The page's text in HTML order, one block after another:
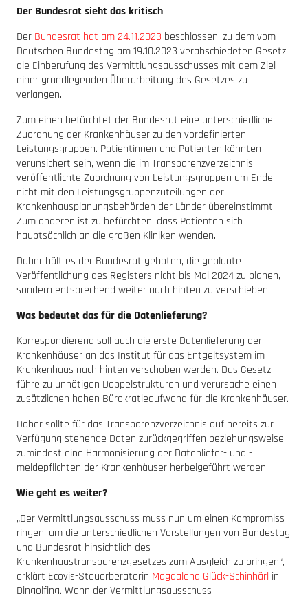
Der Bundesrat sieht das kritisch
Der Bundesrat hat am 24.11.2023 beschlossen, zu dem vom
Deutschen Bundestag am 19.10.2023 verabschiedeten Gesetz,
die Einberufung des Vermittlungsausschusses mit dem Ziel
einer grundlegenden Überarbeitung des Gesetzes zu
verlangen.
Zum einen befürchtet der Bundesrat eine unterschiedliche
Zuordnung der Krankenhäuser zu den vordefinierten
Leistungsgruppen. Patientinnen und Patienten könnten
verunsichert sein, wenn die im Transparenzverzeichnis
veröffentlichte Zuordnung von Leistungsgruppen am Ende
nicht mit den Leistungsgruppenzuteilungen der
Krankenhausplanungsbehörden der Länder übereinstimmt.
Zum anderen ist zu befürchten, dass Patienten sich
hauptsächlich an die großen Kliniken wenden.
Daher hält es der Bundesrat geboten, die geplante
Veröffentlichung des Registers nicht bis Mai 2024 zu planen,
sondern entsprechend weiter nach hinten zu verschieben.
Was bedeutet das für die Datenlieferung?
Korrespondierend soll auch die erste Datenlieferung der
Krankenhäuser an das Institut für das Entgeltsystem im
Krankenhaus nach hinten verschoben werden. Das Gesetz
führe zu unnötigen Doppelstrukturen und verursache einen
zusätzlichen hohen Bürokratieaufwand für die Krankenhäuser.
Daher sollte für das Transparenzverzeichnis auf bereits zur
Verfügung stehende Daten zurückgegriffen beziehungsweise
zumindest eine Harmonisierung der Datenliefer- und -
meldepflichten der Krankenhäuser herbeigeführt werden.
Wie geht es weiter?
„Der Vermittlungsausschuss muss nun um einen Kompromiss
ringen, um die unterschiedlichen Vorstellungen von Bundestag
und Bundesrat hinsichtlich des
Krankenhaustransparenzgesetzes zum Ausgleich zu bringen“,
erklärt Ecovis-Steuerberaterin Magdalena Glück-Schinhärl in
Dingolfing. Wann der Vermittlungsausschuss